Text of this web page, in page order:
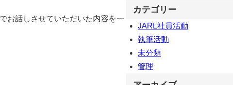
お話しさせていただいた内容を一
カテゴリー
JARL社員活動
執筆活動
未分類
管理